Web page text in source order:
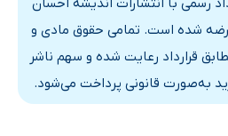
تعدیل
است
یا کژی‌های ساختاری
رسمی با انتشارات اندیشه احسان
عرضه شده است. تمامی حقوق مادی و
قرارداد رعایت شده و سهم ناشر
به‌صورت قانونی پرداخت می‌شود.